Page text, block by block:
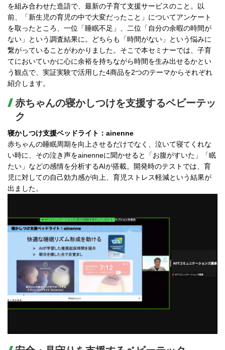
を組み合わせた造語で、最新の子育て支援サービスのこと。以
前、「新生児の育児の中で大変だったこと」についてアンケート
を取ったところ、一位「睡眠不足」、二位「自分の余暇の時間が
ない」という調査結果に。どちらも「時間がない」という悩みに
繋がっていることがわかりました。そこで本セミナーでは、子育
てにおいていかに心に余裕を持ちながら時間を生み出せるかとい
う観点で、実証実験で活用した4商品を2つのテーマからそれぞれ
紹介します。
赤ちゃんの寝かしつけを支援するベビーテッ
ク
寝かしつけ支援ベッドライト：ainenne
赤ちゃんの睡眠周期を向上させるだけでなく、泣いて寝てくれな
い時に、その泣き声をainenneに聞かせると「お腹がすいた」「眠
たい」などの感情を分析するAIが搭載。開発時のテストでは、育
児に対しての自己効力感が向上、育児ストレス軽減という結果が
出ました。